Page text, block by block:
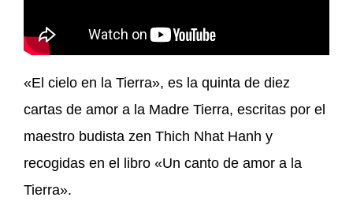
«El cielo en la Tierra», es la quinta de diez
cartas de amor a la Madre Tierra, escritas por el
maestro budista zen Thich Nhat Hanh y
recogidas en el libro «Un canto de amor a la
Tierra».